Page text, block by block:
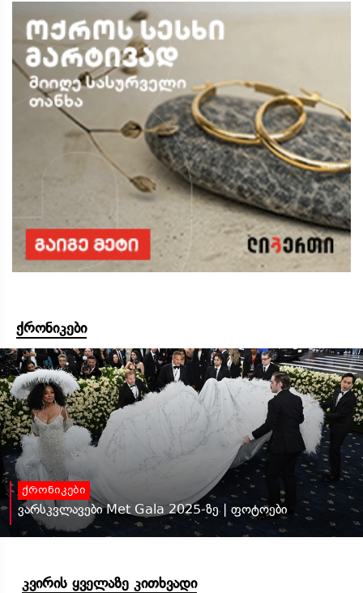
ქრონიკები
ქრონიკები
ვარსკვლავები Met Gala 2025-ზე | ფოტოები
კვირის ყველაზე კითხვადი